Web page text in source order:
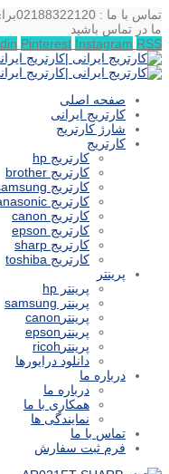
تماس با ما : 02188322120
ما در تماس باشید
Pinterest Instagram RSS
صفحه اصلی
کارتریج ایرانی
شارژ کارتریج
کارتریج
کارتریج hp
کارتریج brother
کارتریج samsung
کارتریج panasonic
کارتریج canon
کارتریج epson
کارتریج sharp
کارتریج toshiba
پرینتر
پرینتر hp
پرینتر samsung
پرینترcanon
پرینترepson
پرینترricoh
دانلود درایورها
درباره ما
درباره ما
همکاری با ما
نمایندگی ها
تماس با ما
فرم ثبت سفارش